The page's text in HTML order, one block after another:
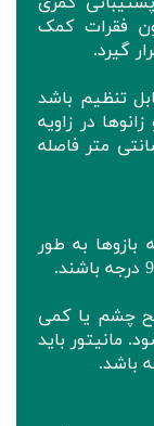
فقرات کمک
گیرد.
تنظیم باشد
در زاویه
باشند. عمق صندلی باید 5 تا 10 سانتی متر فاصله
بازوها به طور
چشم یا کمی
مانیتور باید